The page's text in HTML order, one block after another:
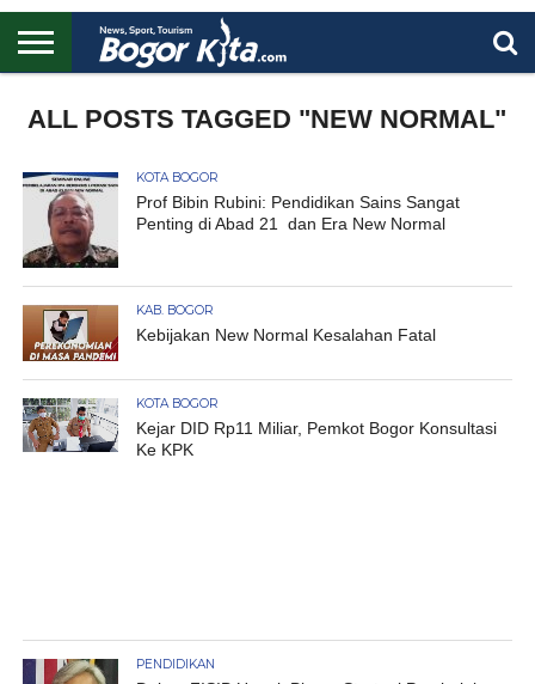
UTAMA
ALL POSTS TAGGED "NEW NORMAL"
KOTA BOGOR
Prof Bibin Rubini: Pendidikan Sains Sangat
Penting di Abad 21 dan Era New Normal
KAB. BOGOR
Kebijakan New Normal Kesalahan Fatal
KOTA BOGOR
Kejar DID Rp11 Miliar, Pemkot Bogor Konsultasi
Ke KPK
PENDIDIKAN